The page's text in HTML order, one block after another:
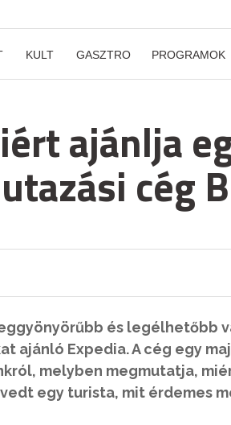
KULT GASZTRO PROGRAMOK
ajánlja
cég
és legélhetőbb
ajánló Expedia. A cég egy
melyben megmutatja,
egy turista, mit érdemes